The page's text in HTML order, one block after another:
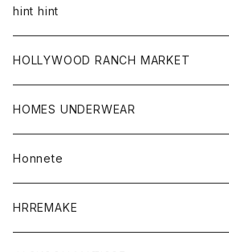
ジャケット
トップス
シャツ
カーディガン
ボトム
グッズ
帽子
帽子
hint hint
ストール
HOLLYWOOD RANCH MARKET
アウター
カーディガン
コート
アクセサリー
ウォレット
キッズ
HOMES UNDERWEAR
アウター
カーディガン
キッズ
Honnete
ブラウス
HRREMAKE